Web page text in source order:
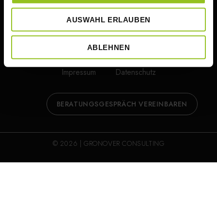
AUSWAHL ERLAUBEN
ABLEHNEN
Impressum Datenschutz
BERATUNGSGESPRÄCH VEREINBAREN
© 2026 | GRONOVER CONSULTING